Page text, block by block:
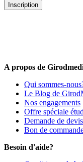
Inscription
A propos de
Qui sommes-
Le Blog de
Nos engagements
Offre spéciale
Demande de devis
Bon de
Besoin d'aide?